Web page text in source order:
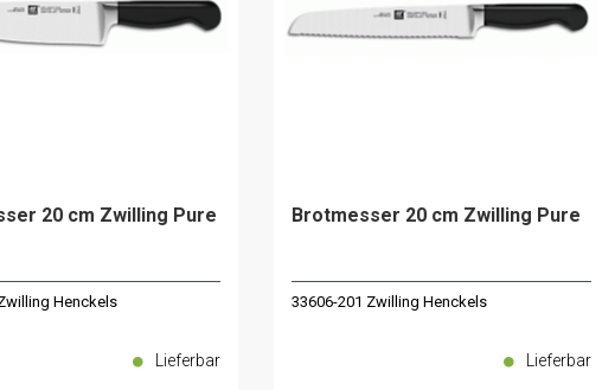
20 cm Zwilling Pure
Henckels
Lieferbar
Brotmesser 20 cm Zwilling Pure
33606-201 Zwilling Henckels
Lieferbar